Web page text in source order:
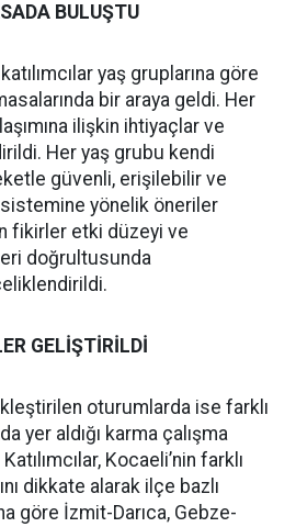
BULUŞTU
yaş gruplarına göre
bir araya geldi. Her
ilişkin ihtiyaçlar ve
Her yaş grubu kendi
güvenli, erişilebilir ve
yönelik öneriler
fikirler etki düzeyi ve
doğrultusunda
GELİŞTİRİLDİ
oturumlarda ise farklı
yer aldığı karma çalışma
Kocaeli’nin farklı
dikkate alarak ilçe bazlı
göre İzmit-Darıca, Gebze-